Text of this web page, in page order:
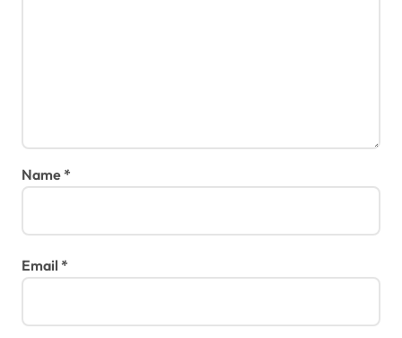
Name*
Email *